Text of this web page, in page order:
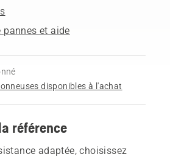
pannes et aide
disponibles à l'achat
référence
adaptée, choisissez